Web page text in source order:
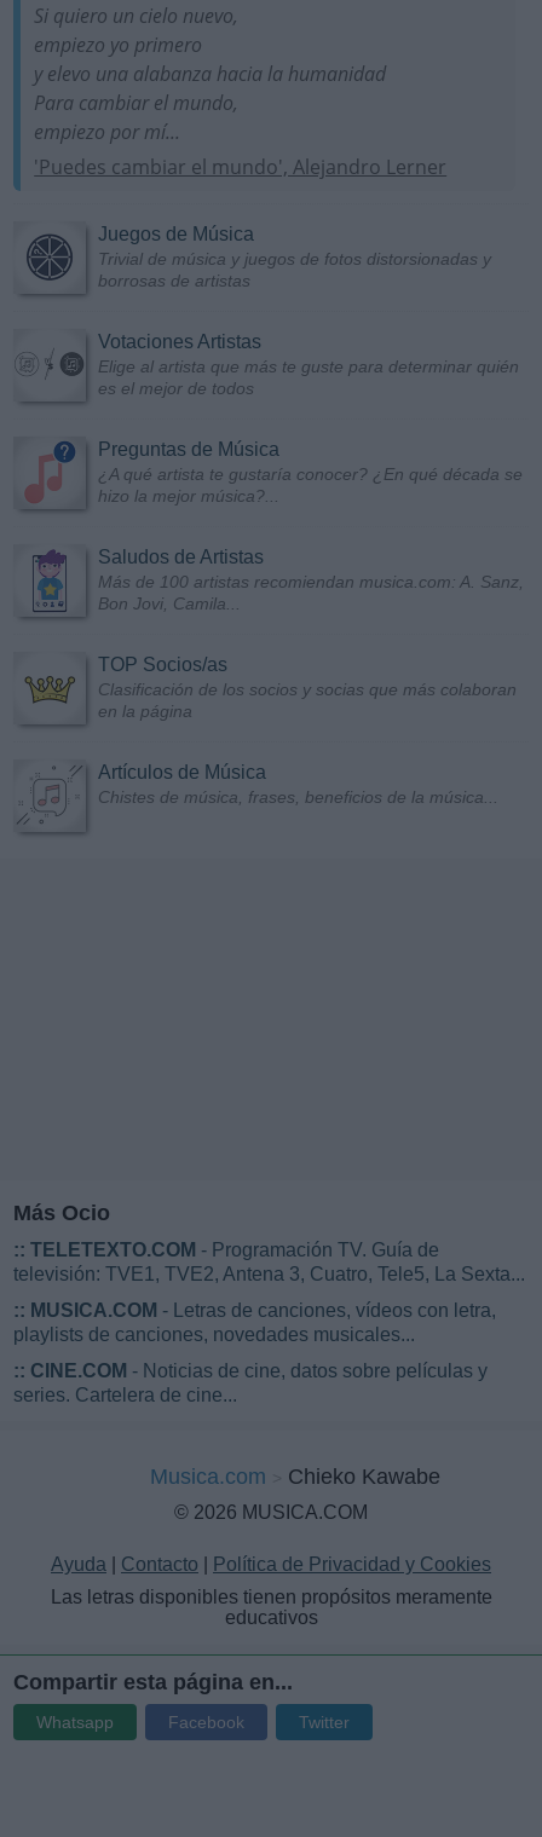
Si quiero un cielo nuevo,
empiezo yo primero
y elevo una alabanza hacia la humanidad
Para cambiar el mundo,
empiezo por mí...
'Puedes cambiar el mundo', Alejandro Lerner
Juegos de Música
Trivial de música y juegos de fotos distorsionadas y
borrosas de artistas
Votaciones Artistas
Elige al artista que más te guste para determinar quién
es el mejor de todos
Preguntas de Música
¿A qué artista te gustaría conocer? ¿En qué década se
hizo la mejor música?...
Saludos de Artistas
Más de 100 artistas recomiendan musica.com: A. Sanz,
Bon Jovi, Camila...
TOP Socios/as
Clasificación de los socios y socias que más colaboran
en la página
Artículos de Música
Chistes de música, frases, beneficios de la música...
Más Ocio
:: TELETEXTO.COM - Programación TV. Guía de
televisión: TVE1, TVE2, Antena 3, Cuatro, Tele5, La Sexta...
:: MUSICA.COM - Letras de canciones, vídeos con letra,
playlists de canciones, novedades musicales...
:: CINE.COM - Noticias de cine, datos sobre películas y
series. Cartelera de cine...
Musica.com Chieko Kawabe
© 2026 MUSICA.COM
Ayuda Contacto
Política de Privacidad y Cookies
Las letras disponibles tienen propósitos meramente
educativos
Compartir esta página en...
Whatsapp Facebook Twitter